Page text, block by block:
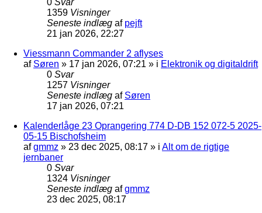
1359 Visninger
Seneste indlæg af pejft
21 jan 2026, 22:27
Viessmann Commander 2 aflyses
af Søren » 17 jan 2026, 07:21 » i Elektronik og digitaldrift
0 Svar
1257 Visninger
Seneste indlæg af Søren
17 jan 2026, 07:21
Kalenderlåge 23 Oprangering 774 D-DB 152 072-5 2025-
05-15 Bischofsheim
afgmmz » 23 dec 2025, 08:17 » i Alt om de rigtige
jernbaner
0 Svar
1324 Visninger
Seneste indlæg afgmmz
23 dec 2025, 08:17